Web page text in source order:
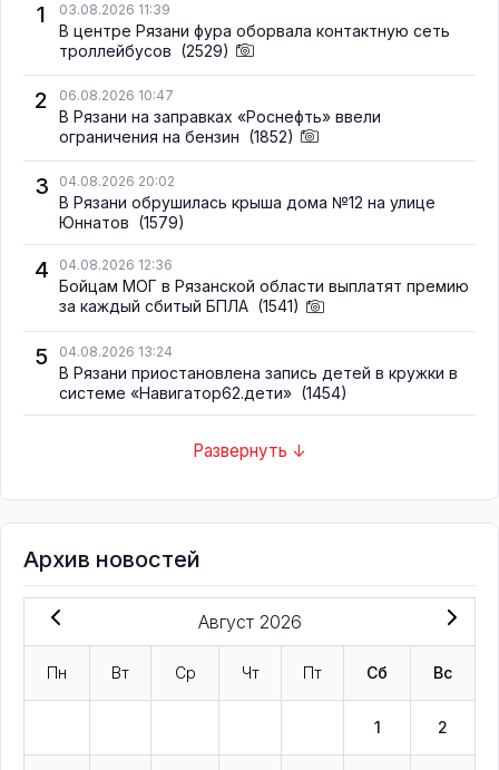
1
03.08.2026 11:39
В центре Рязани фура оборвала контактную сеть
троллейбусов (2529)
2 06.08.2026 10:47
В Рязани на заправках «Роснефть» ввели
ограничения на бензин (1852)
3 04.08.2026 20:02
В Рязани обрушилась крыша дома №12 на улице
Юннатов (1579)
4 04.08.2026 12:36
Бойцам МОГ в Рязанской области выплатят премию
за каждый сбитый БПЛА (1541)
5 04.08.2026 13:24
В Рязани приостановлена запись детей в кружки в
системе «Навигатор62.дети» (1454)
Развернуть ↓
Архив новостей
Август 2026
Пн Вт Ср Чт Пт Сб Вс
1 2